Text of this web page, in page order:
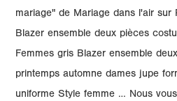
mariage" de Mariage dans l'air sur
Blazer ensemble deux pièces
Femmes gris Blazer ensemble
printemps automne dames jupe
uniforme Style femme … Nous